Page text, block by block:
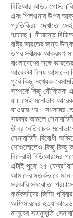
বিডিআর আউট পোস্ট
এবং পিলখানার উপর
প্রতিক্রিয়া দেখাতো
হয়েছে। সীমান্তে
রাষ্ট্র ভারতের জন্য
উপর সর্বাত্মক আক্রমণ
বাংলাদেশের সঙ্গে
আরেকটা বিষয় আমাদের
পূর্বে কিছু সংখ্যক
সম্পর্কে কিছু যৌক্তিক
যায় সেই মনোভাব
যাওয়ার পর। সংসদের
সরকার আমলে
তীব্র নেতিবাচক
সেনাবাহিনী-বিরোধী
শোগুলোতেও কিছু কিছু
বিদ্রোহী বিডিআরদের
এটাই পুরো ২৫
আমাদের সতর্কভাবে
সরকারি সমঝোতা
কর্মকর্তাদের জিম্মি
অফিসারদের
মানুষের সহানুভূতি